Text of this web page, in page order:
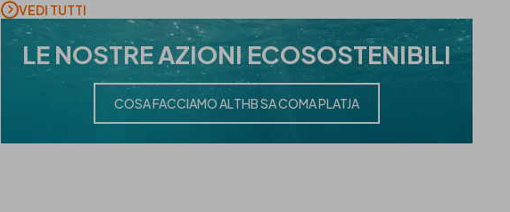
VEDI TUTTI
LE NOSTREAZIONI ECOSOSTENIBILI
COSA FACCIAMO AL THB SA COMA PLATJA